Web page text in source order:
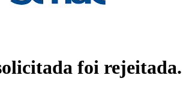
foi rejeitada.